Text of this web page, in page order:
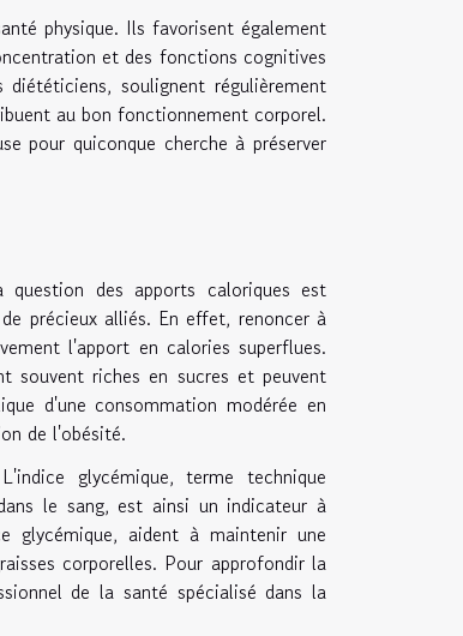
physique. Ils favorisent également
et des fonctions cognitives
soulignent régulièrement
au bon fonctionnement corporel.
pour quiconque cherche à préserver
des apports caloriques est
précieux alliés. En effet, renoncer à
l'apport en calories superflues.
souvent riches en sucres et peuvent
d'une consommation modérée en
de l'obésité.
glycémique, terme technique
le sang, est ainsi un indicateur à
glycémique, aident à maintenir une
corporelles. Pour approfondir la
de la santé spécialisé dans la